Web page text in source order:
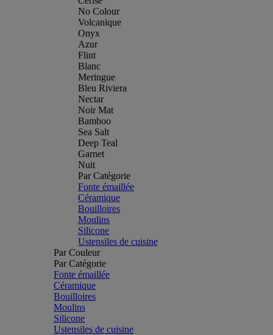
No Colour
Volcanique
Onyx
Azur
Flint
Blanc
Meringue
Bleu Riviera
Nectar
Noir Mat
Bamboo
Sea Salt
Deep Teal
Garnet
Nuit
Par Catégorie
Fonte émaillée
Céramique
Bouilloires
Moulins
Silicone
Ustensiles de cuisine
Par Couleur
Par Catégorie
Fonte émaillée
Céramique
Bouilloires
Moulins
Silicone
Ustensiles de cuisine